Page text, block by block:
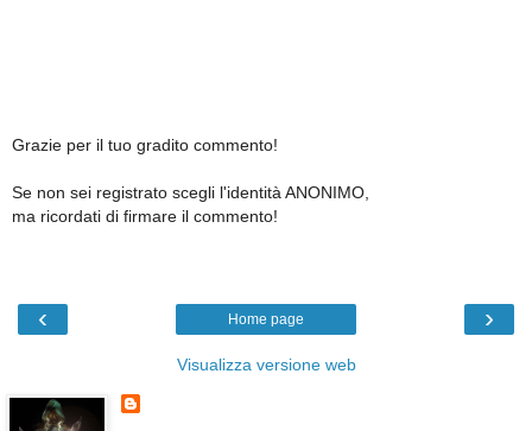
Grazie per il tuo gradito commento!
Se non sei registrato scegli l'identità ANONIMO,
ma ricordati di firmare il commento!
‹ ›
Home page
Visualizza versione web